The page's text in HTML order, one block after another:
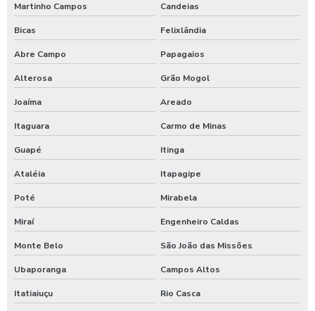
Martinho Campos Candeias
Bicas Felixlândia
Abre Campo Papagaios
Alterosa Grão Mogol
Joaíma Areado
Itaguara Carmo de Minas
Guapé Itinga
Ataléia Itapagipe
Poté Mirabela
Miraí Engenheiro Caldas
Monte Belo São João das Missões
Ubaporanga Campos Altos
Itatiaiuçu Rio Casca